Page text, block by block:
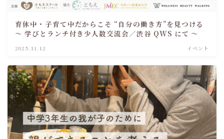
育休中・子育て中だからこそ “自分の働き方”を見つける
～ 学びとランチ付き少人数交流会／渋谷 QWS にて ～
2025.11.12 イベント